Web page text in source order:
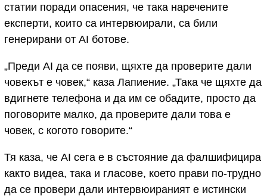
статии поради опасения, че така наречените
експерти, които са интервюирали, са били
генерирани от AI ботове.
„Преди AI да се появи, щяхте да проверите дали
човекът е човек,“ каза Лапиение. „Така че щяхте да
вдигнете телефона и да им се обадите, просто да
поговорите малко, да проверите дали това е
човек, с когото говорите.“
Тя каза, че AI сега е в състояние да фалшифицира
както видеа, така и гласове, което прави по-трудно
да се провери дали интервюираният е истински